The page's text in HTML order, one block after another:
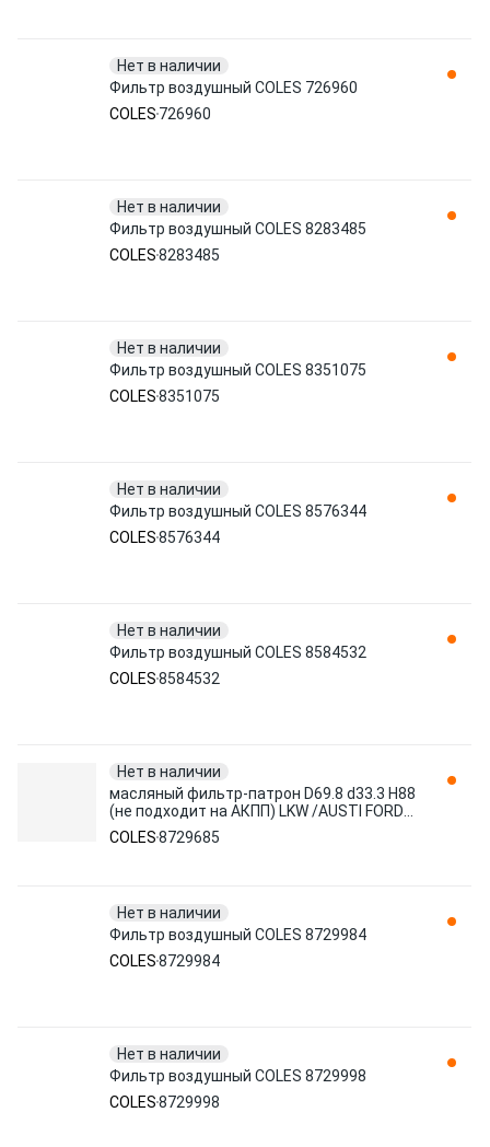
Нет в наличии
Фильтр воздушный COLES 726960
COLES 726960
Нет в наличии
Фильтр воздушный COLES 8283485
COLES8283485
Нет в наличии
Фильтр воздушный COLES 8351075
COLES8351075
Нет в наличии
Фильтр воздушный COLES 8576344
COLES8576344
Нет в наличии
Фильтр воздушный COLES 8584532
COLES8584532
Нет в наличии
масляный фильтр-патрон D69.8 d33.3 H88
(не подходит на АКПП) LKW /AUSTI FORD
легковые 8729685 COLES
COLES8729685
Нет в наличии
Фильтр воздушный COLES 8729984
COLES8729984
Нет в наличии
Фильтр воздушный COLES 8729998
COLES8729998